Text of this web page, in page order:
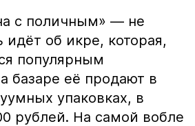
с поличным» — не
идёт об икре, которая,
популярным
базаре её продают в
упаковках, в
рублей. На самой вобле